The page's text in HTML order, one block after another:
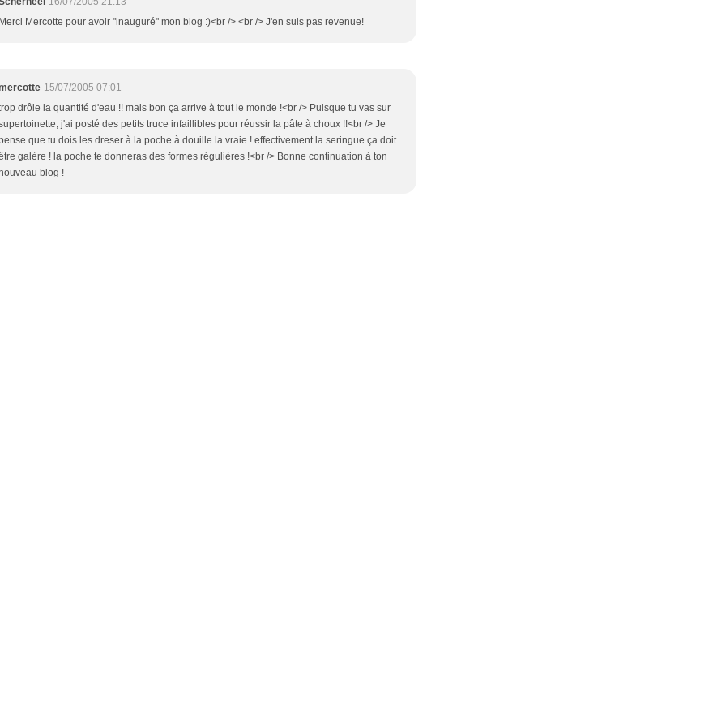
Mercotte pour avoir "inauguré" mon blog :)<br /> <br /> J'en suis pas revenue!
15/07/2005 07:01
drôle la quantité d'eau !! mais bon ça arrive à tout le monde !<br /> Puisque tu vas sur
j'ai posté des petits truce infaillibles pour réussir la pâte à choux !!<br /> Je
que tu dois les dreser à la poche à douille la vraie ! effectivement la seringue ça doit
galère ! la poche te donneras des formes régulières !<br /> Bonne continuation à ton
blog !